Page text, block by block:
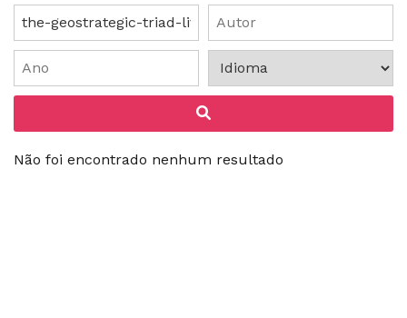
Não foi encontrado nenhum resultado